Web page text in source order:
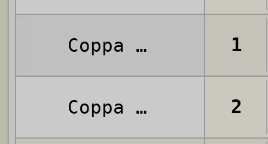
Coppa Italia 1
Coppa delle Alpi 2